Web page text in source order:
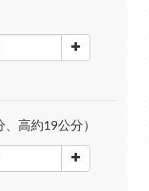
高約19公分）